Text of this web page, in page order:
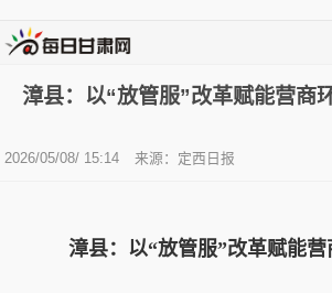
漳县：以“放管服”改革赋能营商
2026/05/08/ 15:14 来源：定西日报
漳县：以“放管服”改革赋能